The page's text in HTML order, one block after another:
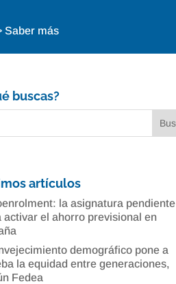
Saber más
buscas?
artículos
la asignatura pendiente
activar el ahorro previsional en
demográfico pone a
la equidad entre generaciones,
Fedea